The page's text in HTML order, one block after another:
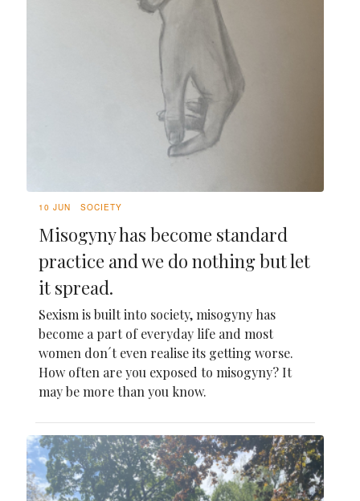
10 JUN SOCIETY
Misogyny has become standard
practice and we do nothing but let
it spread.
Sexism is built into society, misogyny has
become a part of everyday life and most
women don´t even realise its getting worse.
How often are you exposed to misogyny? It
may be more than you know.